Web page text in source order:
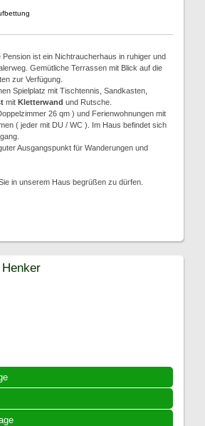
ist ein Nichtraucherhaus in ruhiger und
Gemütliche Terrassen mit Blick auf die
zur Verfügung.
Spielplatz mit Tischtennis, Sandkasten,
mit Kletterwand und Rutsche.
26 qm ) und Ferienwohnungen mit
( jeder mit DU / WC ). Im Haus befindet sich
Ausgangspunkt für Wanderungen und
in unserem Haus begrüßen zu dürfen.